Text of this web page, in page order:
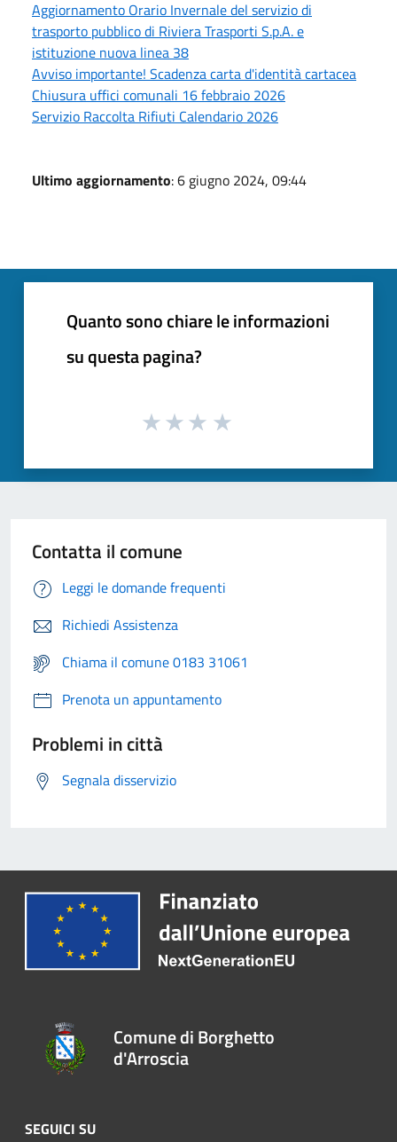
Aggiornamento Orario Invernale del servizio di
trasporto pubblico di Riviera Trasporti S.p.A. e
istituzione nuova linea 38
Avviso importante! Scadenza carta d'identità cartacea
Chiusura uffici comunali 16 febbraio 2026
Servizio Raccolta Rifiuti Calendario 2026
Ultimo aggiornamento: 6 giugno 2024, 09:44
Quanto sono chiare le informazioni
su questa pagina?
Contatta il comune
Leggi le domande frequenti
Richiedi Assistenza
Chiama il comune 0183 31061
Prenota un appuntamento
Problemi in città
Segnala disservizio
Comune di Borghetto
d'Arroscia
SEGUICI SU